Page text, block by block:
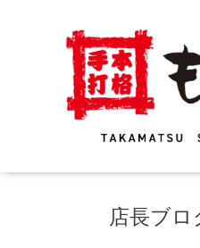
店長ブ